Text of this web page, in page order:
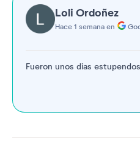
Loli Ordoñez
Hace 1 semana en
Fueron unos dias